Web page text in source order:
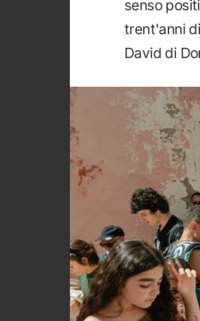
senso
trent'anni
David di